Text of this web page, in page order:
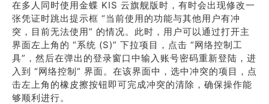
在多人同时使用金蝶 KIS 云旗舰版时，有时会出现修改一
张凭证时跳出提示框 “当前使用的功能与其他用户有冲
突，目前无法使用” 的情况。此时，用户可以通过打开主
界面左上角的 “系统 (S)” 下拉项目，点击 “网络控制工
具”，然后在弹出的登录窗口中输入账号密码重新登陆，进
入到 “网络控制” 界面。在该界面中，选中冲突的项目，点
击左上角的橡皮擦按钮即可完成冲突的清除，确保操作能
够顺利进行。